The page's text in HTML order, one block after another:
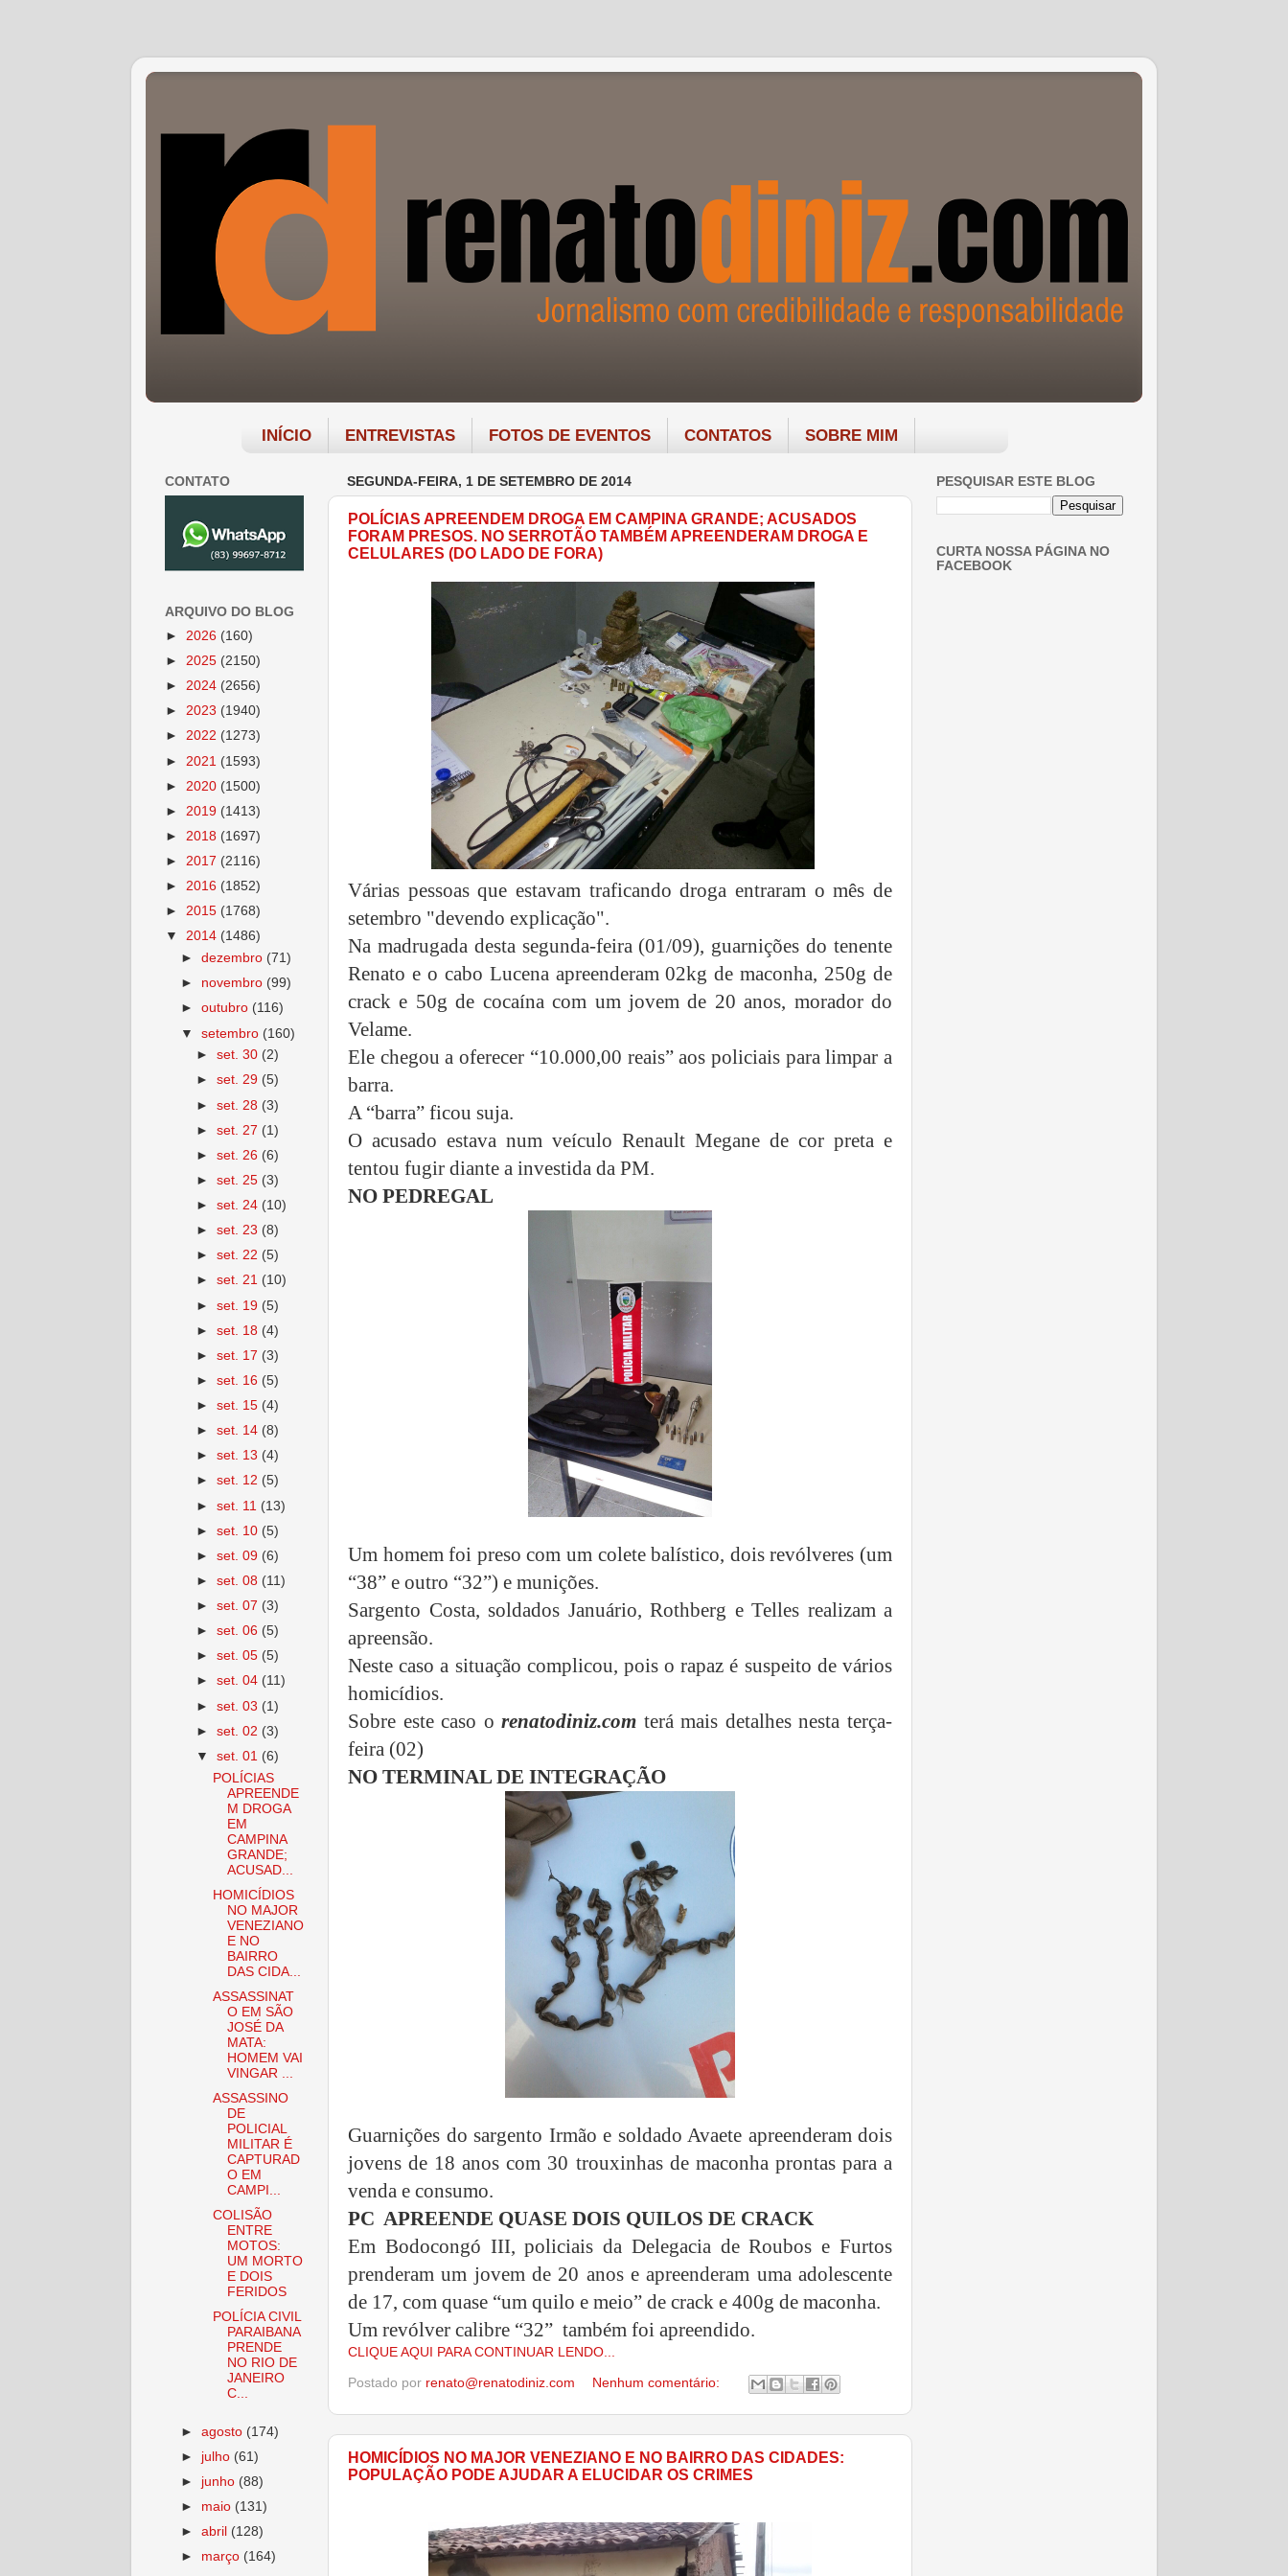
INÍCIO ENTREVISTAS FOTOS DE EVENTOS CONTATOS SOBRE MIM
SEGUNDA-FEIRA, 1 DE SETEMBRO DE 2014
POLÍCIAS APREENDEM DROGA EM CAMPINA GRANDE; ACUSADOS
FORAM PRESOS. NO SERROTÃO TAMBÉM APREENDERAM DROGA E
CELULARES (DO LADO DE FORA)
Várias pessoas que estavam traficando droga entraram o mês de
setembro "devendo explicação".
Na madrugada desta segunda-feira (01/09), guarnições do tenente
Renato e o cabo Lucena apreenderam 02kg de maconha, 250g de
crack e 50g de cocaína com um jovem de 20 anos, morador do
Velame.
Ele chegou a oferecer “10.000,00 reais” aos policiais para limpar a
barra.
A “barra” ficou suja.
O acusado estava num veículo Renault Megane de cor preta e
tentou fugir diante a investida da PM.
NO PEDREGAL
Um homem foi preso com um colete balístico, dois revólveres (um
“38” e outro “32”) e munições.
Sargento Costa, soldados Januário, Rothberg e Telles realizam a
apreensão.
Neste caso a situação complicou, pois o rapaz é suspeito de vários
homicídios.
Sobre este caso orenatodiniz.com terá mais detalhes nesta terça-
feira (02)
NO TERMINAL DE INTEGRAÇÃO
Guarnições do sargento Irmão e soldado Avaete apreenderam dois
jovens de 18 anos com 30 trouxinhas de maconha prontas para a
venda e consumo.
PC APREENDE QUASE DOIS QUILOS DE CRACK
Em Bodocongó III, policiais da Delegacia de Roubos e Furtos
prenderam um jovem de 20 anos e apreenderam uma adolescente
de 17, com quase “um quilo e meio” de crack e 400g de maconha.
Um revólver calibre “32” também foi apreendido.
CLIQUE AQUI PARA CONTINUAR LENDO...
Postado por renato@renatodiniz.com Nenhum comentário:
HOMICÍDIOS NO MAJOR VENEZIANO E NO BAIRRO DAS CIDADES:
POPULAÇÃO PODE AJUDAR A ELUCIDAR OS CRIMES
CONTATO
ARQUIVO DO BLOG
► 2026 (160)
► 2025 (2150)
► 2024 (2656)
► 2023 (1940)
► 2022 (1273)
► 2021 (1593)
► 2020 (1500)
► 2019 (1413)
► 2018 (1697)
► 2017 (2116)
► 2016 (1852)
► 2015 (1768)
▼ 2014 (1486)
►dezembro (71)
► novembro (99)
►outubro (116)
▼setembro (160)
►set. 30 (2)
►set. 29 (5)
►set. 28 (3)
►set. 27 (1)
►set. 26 (6)
►set. 25 (3)
►set. 24 (10)
►set. 23 (8)
►set. 22 (5)
►set. 21 (10)
►set. 19 (5)
►set. 18 (4)
►set. 17 (3)
►set. 16 (5)
►set. 15 (4)
►set. 14 (8)
►set. 13 (4)
►set. 12 (5)
►set. 11 (13)
►set. 10 (5)
►set. 09 (6)
►set. 08 (11)
►set. 07 (3)
►set. 06 (5)
►set. 05 (5)
►set. 04 (11)
►set. 03 (1)
►set. 02 (3)
▼set. 01 (6)
POLÍCIAS
APREENDE
M DROGA
EM
CAMPINA
GRANDE;
ACUSAD...
HOMICÍDIOS
NO MAJOR
VENEZIANO
E NO
BAIRRO
DAS CIDA...
ASSASSINAT
O EM SÃO
JOSÉ DA
MATA:
HOMEM VAI
VINGAR ...
ASSASSINO
DE
POLICIAL
MILITAR É
CAPTURAD
O EM
CAMPI...
COLISÃO
ENTRE
MOTOS:
UM MORTO
E DOIS
FERIDOS
POLÍCIA CIVIL
PARAIBANA
PRENDE
NO RIO DE
JANEIRO
C...
►agosto (174)
► julho (61)
► junho (88)
► maio (131)
►abril (128)
► março (164)
PESQUISAR ESTE BLOG
CURTA NOSSA PÁGINA NO
FACEBOOK